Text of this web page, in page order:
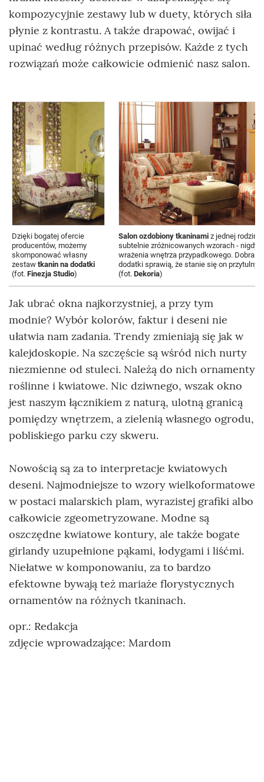
kompozycyjnie zestawy lub w duety, których siła
płynie z kontrastu. A także drapować, owijać i
upinać według różnych przepisów. Każde z tych
rozwiązań może całkowicie odmienić nasz salon.
Dzięki bogatej ofercie
producentów, możemy
skomponować własny
zestaw tkanin na dodatki
(fot. Finezja Studio)
Salon ozdobiony tkaninami z jednej rodziny
subtelnie zróżnicowanych wzorach - nigdy
wrażenia wnętrza przypadkowego.
dodatki sprawią, że stanie się on przytulny i
(fot. Dekoria)
Jak ubrać okna najkorzystniej, a przy tym
modnie? Wybór kolorów, faktur i deseni nie
ułatwia nam zadania. Trendy zmieniają się jak w
kalejdoskopie. Na szczęście są wśród nich nurty
niezmienne od stuleci. Należą do nich ornamenty
roślinne i kwiatowe. Nic dziwnego, wszak okno
jest naszym łącznikiem z naturą, ulotną granicą
pomiędzy wnętrzem, a zielenią własnego ogrodu,
pobliskiego parku czy skweru.
Nowością są za to interpretacje kwiatowych
deseni. Najmodniejsze to wzory wielkoformatowe
w postaci malarskich plam, wyrazistej grafiki albo
całkowicie zgeometryzowane. Modne są
oszczędne kwiatowe kontury, ale także bogate
girlandy uzupełnione pąkami, łodygami i liśćmi.
Niełatwe w komponowaniu, za to bardzo
efektowne bywają też mariaże florystycznych
ornamentów na różnych tkaninach.
opr.: Redakcja
zdjęcie wprowadzające: Mardom